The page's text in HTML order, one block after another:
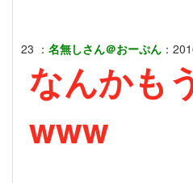
23 ： 名無しさん＠おーぷん ：
なんかも
www